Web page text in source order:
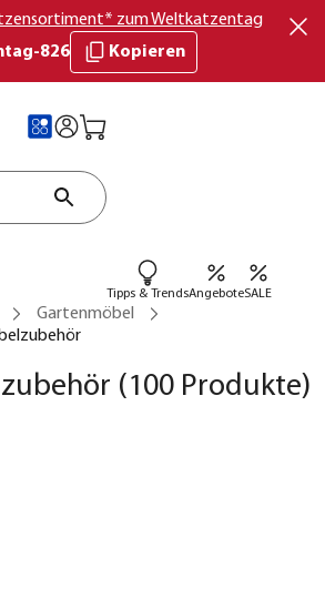
zum Weltkatzentag
826
Kopieren
Tipps & TrendsAngeboteSALE
Gartenmöbel
(100 Produkte)